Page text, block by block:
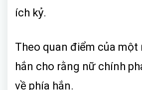
ích kỷ.
Theo quan điểm của một
hắn cho rằng nữ chính
về phía hắn.